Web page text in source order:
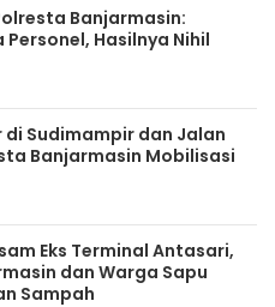
Banjarmasin:
Personel, Hasilnya Nihil
di Sudimampir dan Jalan
Banjarmasin Mobilisasi
Eks Terminal Antasari,
dan Warga Sapu
Sampah